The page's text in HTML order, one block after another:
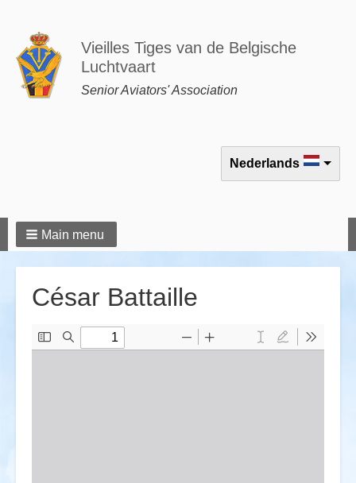
Vieilles Tiges van de Belgische
Luchtvaart
Senior Aviators' Association
Select your language
Nederlands
Main menu
César Battaille